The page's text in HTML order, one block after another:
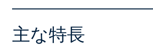
主な特長